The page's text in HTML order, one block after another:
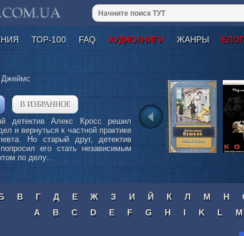
ТОР-100 FAQ АУДИОКНИГИ ЖАНРЫ БЛОГ
Джеймс
В ИЗБРАННОЕ
детектив Алекс Кросс решил
и вернуться к частной практике
Но старый друг, детектив
его стать независимым
по делу...
В Г Д Е Ж З И Й К Л М Н
A
B C D E F G H I K L M